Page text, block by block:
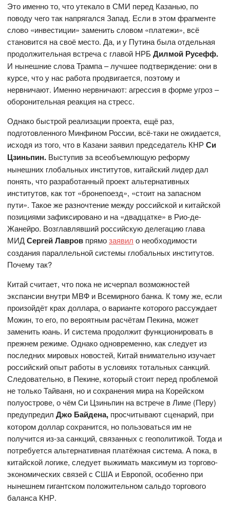
Это именно то, что утекало в СМИ перед Казанью, по
поводу чего так напрягался Запад. Если в этом фрагменте
слово «инвестиции» заменить словом «платежи», всё
становится на своё место. Да, и у Путина была отдельная
продолжительная встреча с главой НРБДилмой Русефф.
И нынешние слова Трампа – лучшее подтверждение: они в
курсе, что у нас работа продвигается, поэтому и
нервничают. Именно нервничают: агрессия в форме угроз –
оборонительная реакция на стресс.
Однако быстрой реализации проекта, ещё раз,
подготовленного Минфином России, всё-таки не ожидается,
исходя из того, что в Казани заявил председатель КНРСи
Цзиньпин. Выступив за всеобъемлющую реформу
нынешних глобальных институтов, китайский лидер дал
понять, что разработанный проект альтернативных
институтов, как тот «бронепоезд», «стоит на запасном
пути». Такое же разночтение между российской и китайской
позициями зафиксировано и на «двадцатке» в Рио-де-
Жанейро. Возглавлявший российскую делегацию глава
МИДСергей Лавров прямозаявил о необходимости
создания параллельной системы глобальных институтов.
Почему так?
Китай считает, что пока не исчерпал возможностей
экспансии внутри МВФ и Всемирного банка. К тому же, если
произойдёт крах доллара, о варианте которого рассуждает
Можин, то его, по вероятным расчётам Пекина, может
заменить юань. И система продолжит функционировать в
прежнем режиме. Однако одновременно, как следует из
последних мировых новостей, Китай внимательно изучает
российский опыт работы в условиях тотальных санкций.
Следовательно, в Пекине, который стоит перед проблемой
не только Тайваня, но и сохранения мира на Корейском
полуострове, о чём Си Цзиньпин на встрече в Лиме (Перу)
предупредилДжо Байдена, просчитывают сценарий, при
котором доллар сохранится, но пользоваться им не
получится из-за санкций, связанных с геополитикой. Тогда и
потребуется альтернативная платёжная система. А пока, в
китайской логике, следует выжимать максимум из торгово-
экономических связей с США и Европой, особенно при
нынешнем гигантском положительном сальдо торгового
баланса КНР.